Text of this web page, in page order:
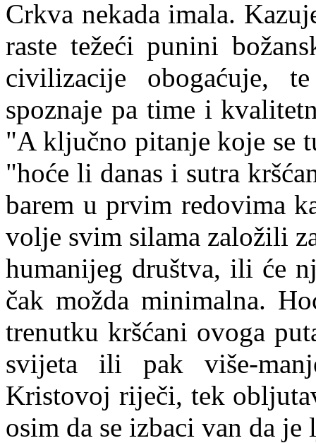
Crkva nekada imala.
raste težeći punini
civilizacije obogaćuje,
spoznaje pa time i
"A ključno pitanje koje se
"hoće li danas i sutra
barem u prvim redovima
volje svim silama založili
humanijeg društva, ili će
čak možda minimalna.
trenutku kršćani ovoga
svijeta ili pak više-
Kristovoj riječi, tek
osim da se izbaci van da